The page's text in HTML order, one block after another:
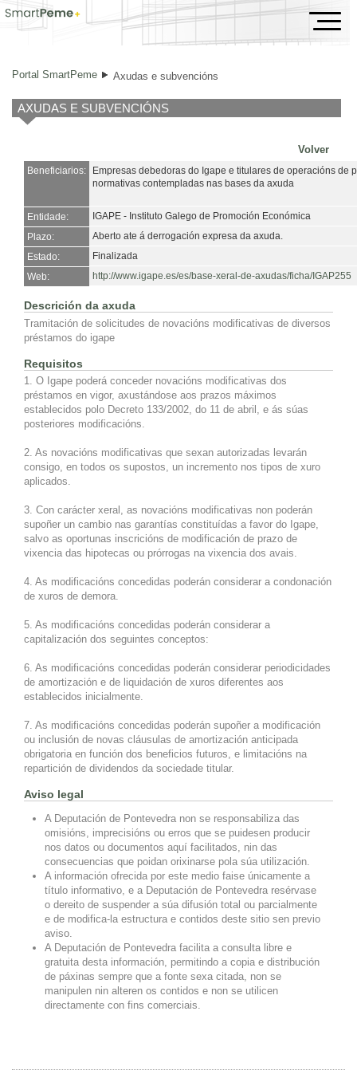
Axudas e subvencións
Portal SmartPeme Axudas e subvencións
AXUDAS E SUBVENCIÓNS
Volver
Beneficiarios:
Empresas debedoras do Igape e titulares de operacións de
normativas contempladas nas bases da axuda
Entidade:
IGAPE - Instituto Galego de Promoción Económica
Plazo:
Aberto ate á derrogación expresa da axuda.
Estado:
Finalizada
Web:
http://www.igape.es/es/base-xeral-de-axudas/ficha/IGAP255
Descrición da axuda
Tramitación de solicitudes de novacións modificativas de diversos
préstamos do igape
Requisitos
1. O Igape poderá conceder novacións modificativas dos
préstamos en vigor, axustándose aos prazos máximos
establecidos polo Decreto 133/2002, do 11 de abril, e ás súas
posteriores modificacións.
2. As novacións modificativas que sexan autorizadas levarán
consigo, en todos os supostos, un incremento nos tipos de xuro
aplicados.
3. Con carácter xeral, as novacións modificativas non poderán
supoñer un cambio nas garantías constituídas a favor do Igape,
salvo as oportunas inscricións de modificación de prazo de
vixencia das hipotecas ou prórrogas na vixencia dos avais.
4. As modificacións concedidas poderán considerar a condonación
de xuros de demora.
5. As modificacións concedidas poderán considerar a
capitalización dos seguintes conceptos:
6. As modificacións concedidas poderán considerar periodicidades
de amortización e de liquidación de xuros diferentes aos
establecidos inicialmente.
7. As modificacións concedidas poderán supoñer a modificación
ou inclusión de novas cláusulas de amortización anticipada
obrigatoria en función dos beneficios futuros, e limitacións na
repartición de dividendos da sociedade titular.
Aviso legal
A Deputación de Pontevedra non se responsabiliza das
omisións, imprecisións ou erros que se puidesen producir
nos datos ou documentos aquí facilitados, nin das
consecuencias que poidan orixinarse pola súa utilización.
A información ofrecida por este medio faise únicamente a
título informativo, e a Deputación de Pontevedra resérvase
o dereito de suspender a súa difusión total ou parcialmente
e de modifica-la estructura e contidos deste sitio sen previo
aviso.
A Deputación de Pontevedra facilita a consulta libre e
gratuita desta información, permitindo a copia e distribución
de páxinas sempre que a fonte sexa citada, non se
manipulen nin alteren os contidos e non se utilicen
directamente con fins comerciais.